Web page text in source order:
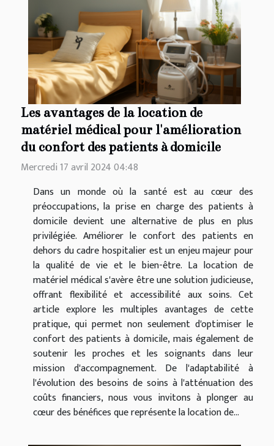
Les avantages de la location de
matériel médical pour l'amélioration
du confort des patients à domicile
Mercredi 17 avril 2024 04:48
Dans un monde où la santé est au cœur des
préoccupations, la prise en charge des patients à
domicile devient une alternative de plus en plus
privilégiée. Améliorer le confort des patients en
dehors du cadre hospitalier est un enjeu majeur pour
la qualité de vie et le bien-être. La location de
matériel médical s'avère être une solution judicieuse,
offrant flexibilité et accessibilité aux soins. Cet
article explore les multiples avantages de cette
pratique, qui permet non seulement d'optimiser le
confort des patients à domicile, mais également de
soutenir les proches et les soignants dans leur
mission d'accompagnement. De l'adaptabilité à
l'évolution des besoins de soins à l'atténuation des
coûts financiers, nous vous invitons à plonger au
cœur des bénéfices que représente la location de...